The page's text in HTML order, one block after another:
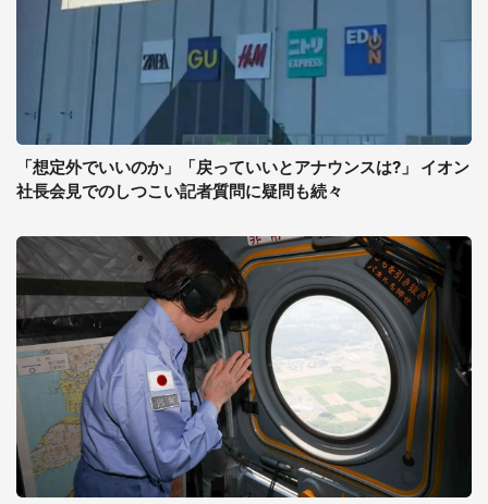
「想定外でいいのか」「戻っていいとアナウンスは?」 イオン
社長会見でのしつこい記者質問に疑問も続々